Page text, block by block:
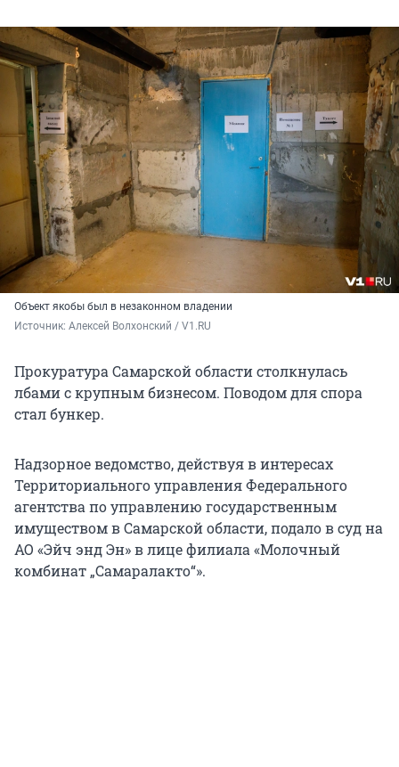
Объект якобы был в незаконном владении
Источник: Алексей Волхонский / V1.RU
Прокуратура Самарской области столкнулась
лбами с крупным бизнесом. Поводом для спора
стал бункер.
Надзорное ведомство, действуя в интересах
Территориального управления Федерального
агентства по управлению государственным
имуществом в Самарской области, подало в суд на
АО «Эйч энд Эн» в лице филиала «Молочный
комбинат „Самаралакто“».